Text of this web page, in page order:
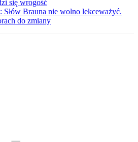
się wrogość
Słów Brauna nie wolno lekceważyć.
do zmiany